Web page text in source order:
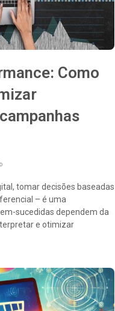
Como
tomar decisões baseadas
– é uma
sucedidas dependem da
e otimizar